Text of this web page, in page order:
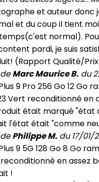
et auteur donc
et du coup il tient
normal).
pardi, je suis
(Rapport Qualité/
Marc Maurice B. du
9 Pro 256 Go 12 Go
Vert reconditionné en
était marqué "état
l'état était "comme
Philippe M. du 17/01/
9 5G 128 Go 8 Go ram
reconditionné en assez
!